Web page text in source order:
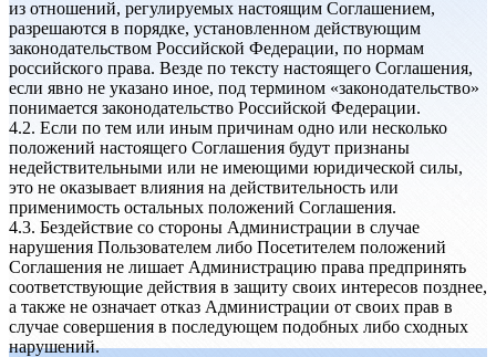
из отношений, регулируемых настоящим Соглашением,
разрешаются в порядке, установленном действующим
законодательством Российской Федерации, по нормам
российского права. Везде по тексту настоящего Соглашения,
если явно не указано иное, под термином «законодательство»
понимается законодательство Российской Федерации.
4.2. Если по тем или иным причинам одно или несколько
положений настоящего Соглашения будут признаны
недействительными или не имеющими юридической силы,
это не оказывает влияния на действительность или
применимость остальных положений Соглашения.
4.3. Бездействие со стороны Администрации в случае
нарушения Пользователем либо Посетителем положений
Соглашения не лишает Администрацию права предпринять
соответствующие действия в защиту своих интересов позднее,
а также не означает отказ Администрации от своих прав в
случае совершения в последующем подобных либо сходных
нарушений.